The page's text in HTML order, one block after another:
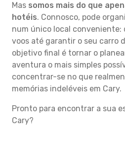
Mas somos mais do que
hotéis. Connosco, pode
num único local conveniente:
voos até garantir o seu carro
objetivo final é tornar o
aventura o mais simples
concentrar-se no que
memórias indeléveis em Cary.
Pronto para encontrar a sua
Cary?